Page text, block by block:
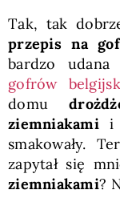
Tak, tak
przepis na
bardzo
gofrów
domu
ziemniakamii
smakowały.
zapytał się
ziemniakami?